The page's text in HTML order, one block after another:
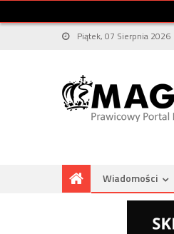
Piątek, 07 Sierpnia 2026
Wiadomości